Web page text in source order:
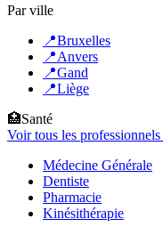
Par ville
📍Bruxelles
📍Anvers
📍Gand
📍Liège
🏥Santé
Voir tous les
Médecine Générale
Dentiste
Pharmacie
Kinésithérapie